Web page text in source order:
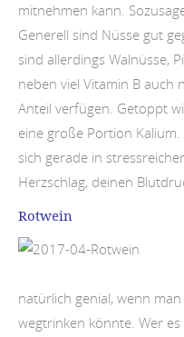
mitnehmen kann.
Generell sind Nüsse gut
sind allerdings Walnüsse,
neben viel Vitamin B auch
Anteil verfügen. Getoppt
eine große Portion
sich gerade in
Herzschlag, deinen
Rotwein
natürlich genial, wenn
wegtrinken könnte. Wer